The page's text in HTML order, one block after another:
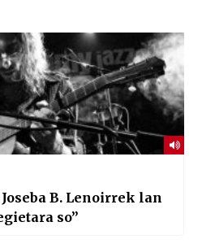
so”